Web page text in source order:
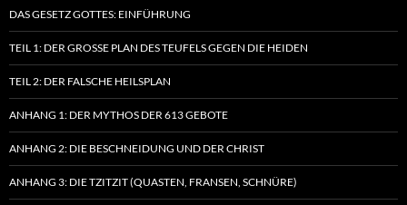
DAS GESETZ GOTTES: EINFÜHRUNG
TEIL 1: DER GROSSE PLAN DES TEUFELS GEGEN DIE HEIDEN
TEIL 2: DER FALSCHE HEILSPLAN
ANHANG 1: DER MYTHOS DER 613 GEBOTE
ANHANG 2: DIE BESCHNEIDUNG UND DER CHRIST
ANHANG 3: DIE TZITZIT (QUASTEN, FRANSEN, SCHNÜRE)